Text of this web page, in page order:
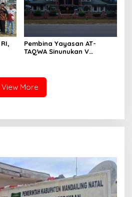
Pembina Yayasan AT-
TAQWA Sinunukan V
View More